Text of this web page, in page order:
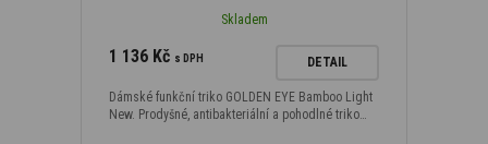
Skladem
1 136 Kč s DPH DETAIL
Dámské funkční triko GOLDEN EYE Bamboo Light
New. Prodyšné, antibakteriální a pohodlné triko…